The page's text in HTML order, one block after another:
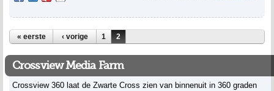
Pagina's
« eerste ‹ vorige 1 2
Crossview Media Farm
Crossview 360 laat de Zwarte Cross zien van binnenuit in 360 graden